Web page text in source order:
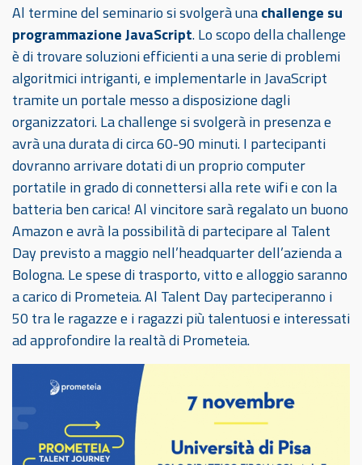
Al termine del seminario si svolgerà unachallenge su
programmazione JavaScript. Lo scopo della challenge
è di trovare soluzioni efficienti a una serie di problemi
algoritmici intriganti, e implementarle in JavaScript
tramite un portale messo a disposizione dagli
organizzatori. La challenge si svolgerà in presenza e
avrà una durata di circa 60-90 minuti. I partecipanti
dovranno arrivare dotati di un proprio computer
portatile in grado di connettersi alla rete wifi e con la
batteria ben carica! Al vincitore sarà regalato un buono
Amazon e avrà la possibilità di partecipare al Talent
Day previsto a maggio nell’headquarter dell’azienda a
Bologna. Le spese di trasporto, vitto e alloggio saranno
a carico di Prometeia. Al Talent Day parteciperanno i
50 tra le ragazze e i ragazzi più talentuosi e interessati
ad approfondire la realtà di Prometeia.